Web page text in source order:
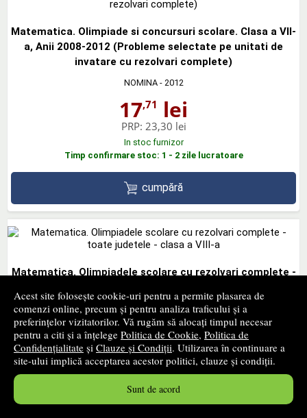
Acest site folosește cookie-uri pentru a permite plasarea de
comenzi online, precum și pentru analiza traficului și a
preferințelor vizitatorilor. Vă rugăm să alocați timpul necesar
pentru a citi și a înțelege Politica de Cookie, Politica de
Confidențialitate și Clauze și Condiții. Utilizarea în continuare a
site-ului implică acceptarea acestor politici, clauze și condiții.
Sunt de acord
Matematica. Olimpiade si concursuri scolare. Clasa a VII-
a, Anii 2008-2012 (Probleme selectate pe unitati de
invatare cu rezolvari complete)
NOMINA- 2012
17,71 lei
PRP: 23,30 lei
In stoc furnizor
Timp confirmare stoc: 1 - 2 zile lucratoare
cumpără
Matematica. Olimpiadele scolare cu rezolvari complete -
CARMINIS - 2010
17,17lei
PRP:21,20 lei
In stoc furnizor